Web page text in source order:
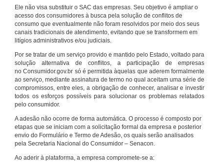
Ele não visa substituir o SAC das empresas. Seu objetivo é ampliar o
acesso dos consumidores à busca pela solução de conflitos de
consumo que eventualmente não foram resolvidos por meio dos seus
canais tradicionais de atendimento, evitando que se transformem em
litígios administrativos e/ou judiciais.
Por se tratar de um serviço provido e mantido pelo Estado, voltado para
solução alternativa de conflitos, a participação de empresas
no Consumidor.gov.br só é permitida àquelas que aderem formalmente
ao serviço, mediante assinatura de termo no qual aceitam uma série de
compromissos, entre eles, a obrigação de conhecer, analisar e investir
todos os esforços possíveis para solucionar os problemas relatados
pelo consumidor.
A adesão não ocorre de forma automática. O processo é composto por
etapas que se iniciam com a solicitação formal da empresa e posterior
envio do Formulário e Termo de Adesão, os quais serão analisados
pela Secretaria Nacional do Consumidor – Senacon.
Ao aderir à plataforma, a empresa compromete-se a: